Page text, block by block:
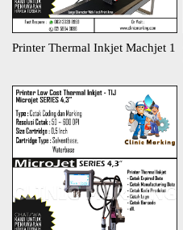
Printer Thermal Inkjet Machjet 1